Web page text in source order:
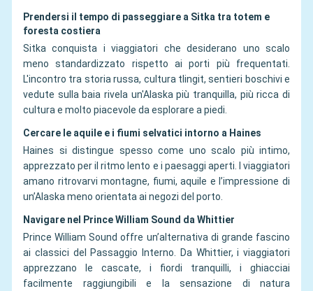
Prendersi il tempo di passeggiare a Sitka tra totem e
foresta costiera
Sitka conquista i viaggiatori che desiderano uno scalo
meno standardizzato rispetto ai porti più frequentati.
L'incontro tra storia russa, cultura tlingit, sentieri boschivi e
vedute sulla baia rivela un'Alaska più tranquilla, più ricca di
cultura e molto piacevole da esplorare a piedi.
Cercare le aquile e i fiumi selvatici intorno a Haines
Haines si distingue spesso come uno scalo più intimo,
apprezzato per il ritmo lento e i paesaggi aperti. I viaggiatori
amano ritrovarvi montagne, fiumi, aquile e l’impressione di
un’Alaska meno orientata ai negozi del porto.
Navigare nel Prince William Sound da Whittier
Prince William Sound offre un’alternativa di grande fascino
ai classici del Passaggio Interno. Da Whittier, i viaggiatori
apprezzano le cascate, i fiordi tranquilli, i ghiacciai
facilmente raggiungibili e la sensazione di natura